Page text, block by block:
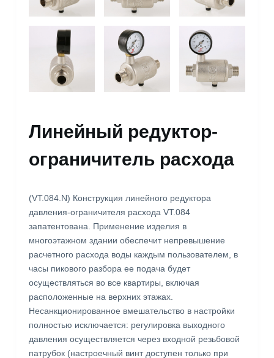
Линейный редуктор-
ограничитель расхода
(VT.084.N) Конструкция линейного редуктора
давления-ограничителя расхода VT.084
запатентована. Применение изделия в
многоэтажном здании обеспечит непревышение
расчетного расхода воды каждым пользователем, в
часы пикового разбора ее подача будет
осуществляться во все квартиры, включая
расположенные на верхних этажах.
Несанкционированное вмешательство в настройки
полностью исключается: регулировка выходного
давления осуществляется через входной резьбовой
патрубок (настроечный винт доступен только при